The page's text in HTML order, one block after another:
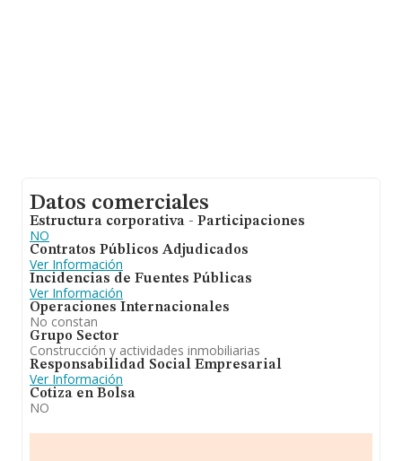
Datos comerciales
Estructura corporativa - Participaciones
NO
Contratos Públicos Adjudicados
Ver Información
Incidencias de Fuentes Públicas
Ver Información
Operaciones Internacionales
No constan
Grupo Sector
Construcción y actividades inmobiliarias
Responsabilidad Social Empresarial
Ver Información
Cotiza en Bolsa
NO